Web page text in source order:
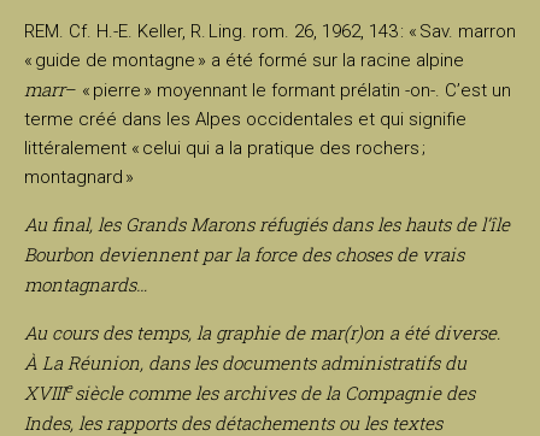
REM. Cf. H.-E. Keller, R. Ling. rom. 26, 1962, 143 : « Sav. marron
« guide de montagne » a été formé sur la racine alpine
marr– « pierre » moyennant le formant prélatin -on-. C’est un
terme créé dans les Alpes occidentales et qui signifie
littéralement « celui qui a la pratique des rochers ;
montagnard »
Au final, les Grands Marons réfugiés dans les hauts de l’île
Bourbon deviennent par la force des choses de vrais
montagnards…
Au cours des temps, la graphie de mar(r)on a été diverse.
À La Réunion, dans les documents administratifs du
XVIIIesiècle comme les archives de la Compagnie des
Indes, les rapports des détachements ou les textes